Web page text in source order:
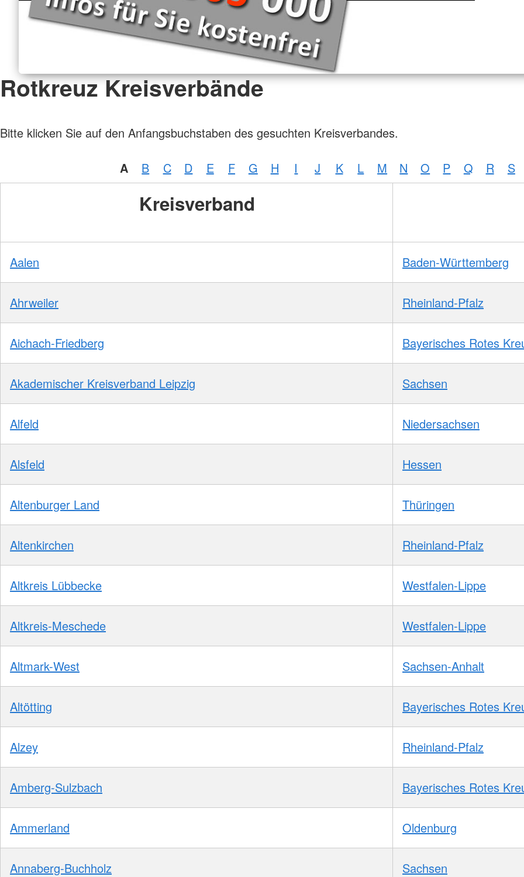
Rotkreuz Kreisverbände
Bitte klicken Sie auf den Anfangsbuchstaben des gesuchten Kreisverbandes.
A B C D E F G H I J K L M N O P Q R S
Kreisverband
Aalen Baden-Württemberg
Ahrweiler Rheinland-Pfalz
Aichach-Friedberg Bayerisches Rotes
Akademischer Kreisverband Leipzig Sachsen
Alfeld Niedersachsen
Alsfeld Hessen
Altenburger Land Thüringen
Altenkirchen Rheinland-Pfalz
Altkreis Lübbecke Westfalen-Lippe
Altkreis-Meschede Westfalen-Lippe
Altmark-West Sachsen-Anhalt
Altötting Bayerisches Rotes
Alzey Rheinland-Pfalz
Amberg-Sulzbach Bayerisches Rotes
Ammerland Oldenburg
Annaberg-Buchholz Sachsen